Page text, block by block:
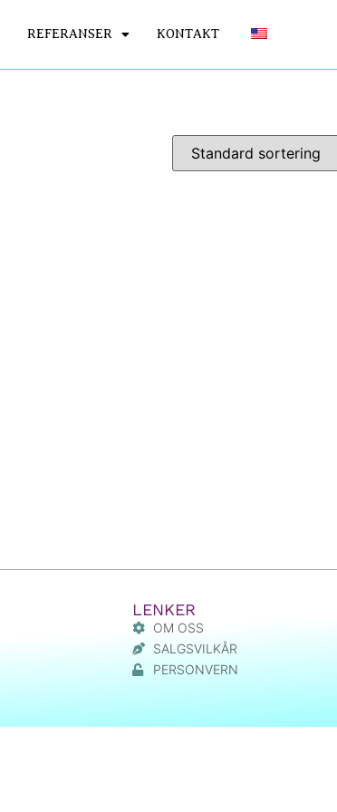
REFERANSER KONTAKT
LENKER
OM OSS
SALGSVILKÅR
PERSONVERN